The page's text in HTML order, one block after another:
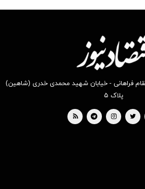
فراهانی - خیابان شهید محمدی خدری (شاهین)
پلاک ۵